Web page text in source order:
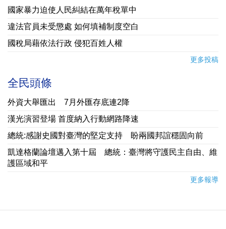
國家暴力迫使人民糾結在萬年稅單中
違法官員未受懲處 如何填補制度空白
國稅局藉依法行政 侵犯百姓人權
更多投稿
全民頭條
外資大舉匯出 7月外匯存底連2降
漢光演習登場 首度納入行動網路降速
總統:感謝史國對臺灣的堅定支持 盼兩國邦誼穩固向前
凱達格蘭論壇邁入第十屆 總統：臺灣將守護民主自由、維
護區域和平
更多報導